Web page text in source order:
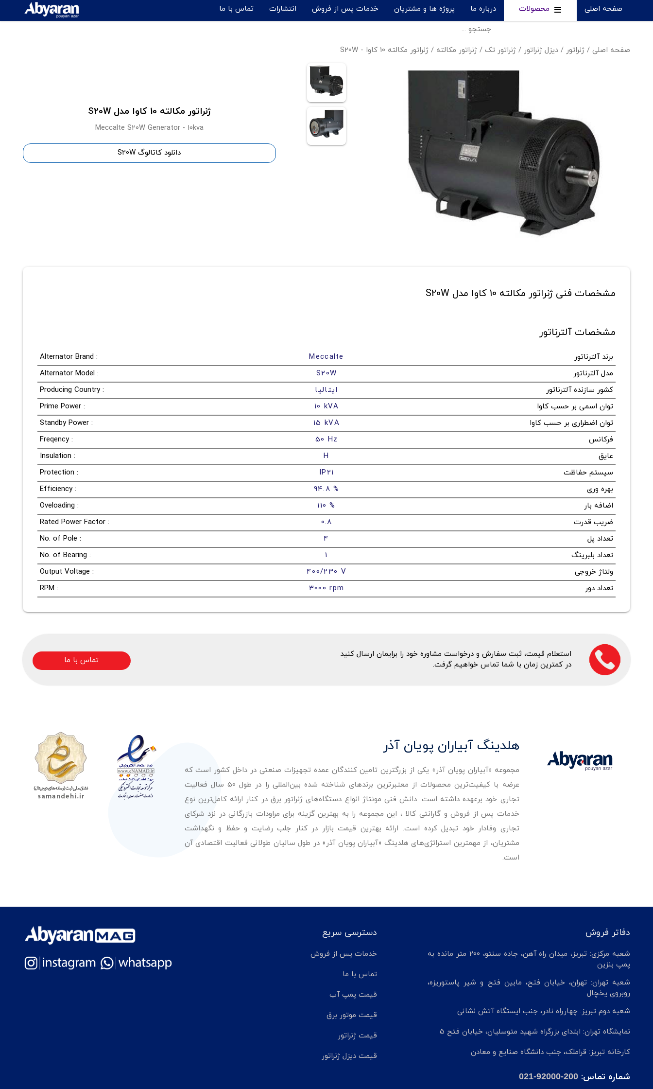
صفحه اصلی محصولات درباره ما پروژه ها و مشتریان خدمات پس از فروش انتشارات تماس با ما
صفحه اصلی / ژنراتور / دیزل ژنراتور / ژنراتور تک / ژنراتور مکالته / ژنراتور مکالته 10 کاوا - S20W
ژنراتور مکالته 10 کاوا مدل S20W
Meccalte S20W Generator - 10kva
دانلود کاتالوگ S20W
مشخصات فنی ژنراتور مکالته 10 کاوا مدل S20W
مشخصات آلترناتور
برند آلترناتور Meccalte
Alternator Brand :
مدل آلترناتور
S20W
Alternator Model :
کشور سازنده آلترناتور
ایتالیا
Producing Country :
توان اسمی بر حسب کاوا
10 kVA
Prime Power :
توان اضطراری بر حسب کاوا
15 kVA
Standby Power :
فرکانس
50 Hz
Freqency :
عایق
H
Insulation :
سیستم حفاظت
IP21
Protection :
بهره وری
94.8 %
Efficiency :
اضافه بار
110 %
Oveloading :
ضریب قدرت
0.8
Rated Power Factor :
تعداد پل
4
No. of Pole :
تعداد بلبرینگ
1
No. of Bearing :
ولتاژ خروجی
400/230 V
Output Voltage :
تعداد دور
3000 rpm
RPM :
استعلام قیمت، ثبت سفارش و درخواست مشاوره خود را برایمان ارسال کنید
در کمترین زمان با شما تماس خواهیم گرفت.
تماس با ما
هلدینگ آبیاران پویان آذر
مجموعه «آبیاران پویان آذر» یکی از بزرگترین تامین کنندگان عمده تجهیزات صنعتی در داخل کشور است که
عرضه با کیفیت‌ترین محصولات از معتبرترین برندهای شناخته شده بین‌المللی را در طول 50 سال فعالیت
تجاری خود برعهده داشته است. دانش فنی مونتاژ انواع دستگاه‌های ژنراتور برق در کنار ارائه کامل‌ترین نوع
خدمات پس از فروش و گارانتی کالا ، این مجموعه را به بهترین گزینه برای مراودات بازرگانی در نزد شرکای
تجاری وفادار خود تبدیل کرده است. ارائه بهترین قیمت بازار در کنار جلب رضایت و حفظ و نگهداشت
مشتریان، از مهمترین استراتژی‌های هلدینگ «آبیاران پویان آذر» در طول سالیان طولانی فعالیت اقتصادی آن
است.
دفاتر فروش
شعبه مرکزی: تبریز، میدان راه آهن، جاده سنتو، 200 متر مانده به
پمپ بنزین
شعبه تهران: تهران، خیابان فتح، مابین فتح و شیر پاستوریزه،
روبروی یخچال
شعبه دوم تبریز: چهارراه نادر، جنب ایستگاه آتش نشانی
نمایشگاه تهران: ابتدای بزرگراه شهید متوسلیان، خیابان فتح 5
کارخانه تبریز: قراملک، جنب دانشگاه صنایع و معادن
شماره تماس: 021-92000-200
دسترسی سریع
خدمات پس از فروش
تماس با ما
قیمت پمپ آب
قیمت موتور برق
قیمت ژنراتور
قیمت دیزل ژنراتور